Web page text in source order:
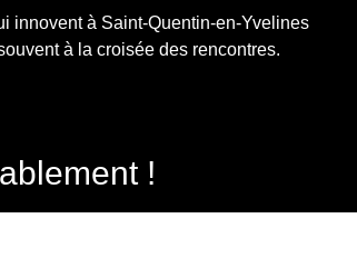
innovent à Saint-Quentin-en-Yvelines
à la croisée des rencontres.
!